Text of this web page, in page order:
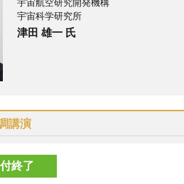
宇宙航空研究開発機構
宇宙科学研究所
津田 雄一 氏
講演
終了